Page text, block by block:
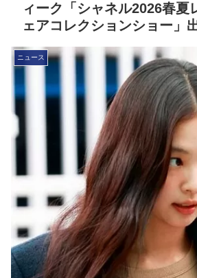
ィーク「シャネル2026春夏
ェアコレクションショー」
ニュース